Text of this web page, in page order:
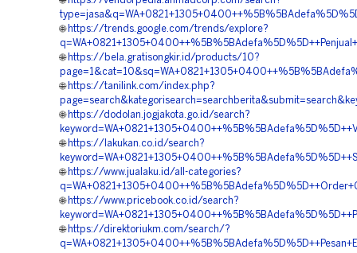
🌐 https://trends.google.com/trends/explore?
🌐 https://bela.gratisongkir.id/products/10?
🌐 https://tanilink.com/index.php?
🌐 https://dodolan.jogjakota.go.id/search?
🌐 https://lakukan.co.id/search?
🌐 https://www.jualaku.id/all-categories?
🌐 https://www.pricebook.co.id/search?
🌐 https://direktoriukm.com/search/?